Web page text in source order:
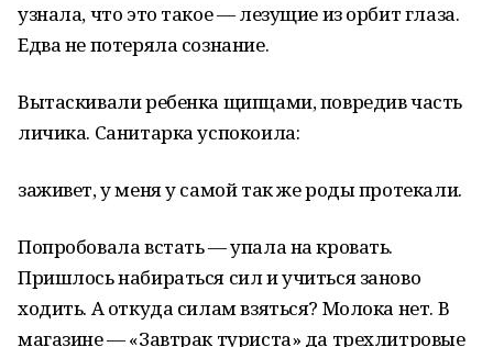
узнала, что это такое — лезущие из орбит глаза.
Едва не потеряла сознание.
Вытаскивали ребенка щипцами, повредив часть
личика. Санитарка успокоила:
заживет, у меня у самой так же роды протекали.
Попробовала встать — упала на кровать.
Пришлось набираться сил и учиться заново
ходить. А откуда силам взяться? Молока нет. В
магазине — «Завтрак туриста» да трехлитровые